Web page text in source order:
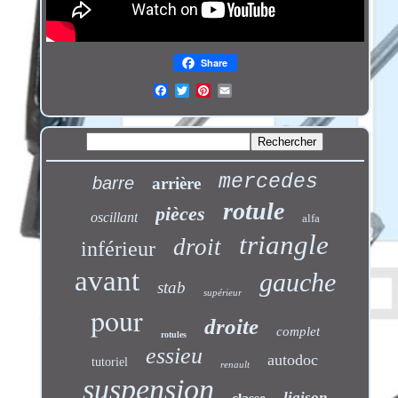
Share
barre arrière mercedes
oscillant pièces rotule alfa
inférieur droit triangle
avant stab supérieur gauche
pour rotules droite complet
tutoriel essieu renault autodoc
suspension